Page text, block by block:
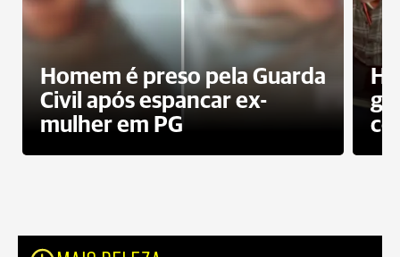
Homem é preso pela Guarda
Civil após espancar ex-
mulher em PG